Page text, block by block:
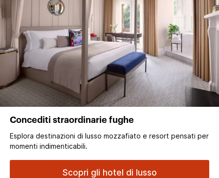
Concediti straordinarie fughe
Esplora destinazioni di lusso mozzafiato e resort pensati per
momenti indimenticabili.
Scopri gli hotel di lusso